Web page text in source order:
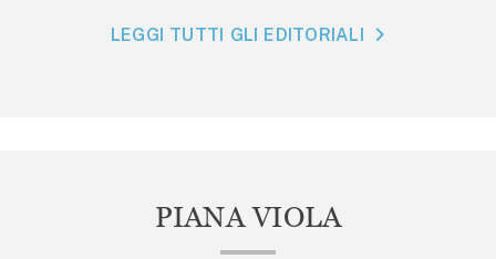
LEGGI TUTTI GLI EDITORIALI
PIANA VIOLA